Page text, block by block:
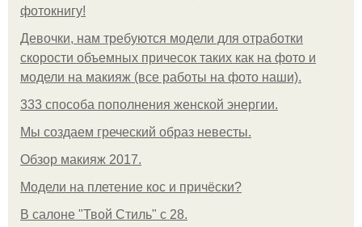
фотокнигу!
Девочки, нам требуются модели для отработки
скорости объемных причесок таких как на фото и
модели на макияж (все работы на фото наши).
333 способа пополнения женской энергии.
Мы создаем греческий образ невесты.
Обзор макияж 2017.
Модели на плетение кос и причёски?
В салоне "Твой Стиль" с 28.